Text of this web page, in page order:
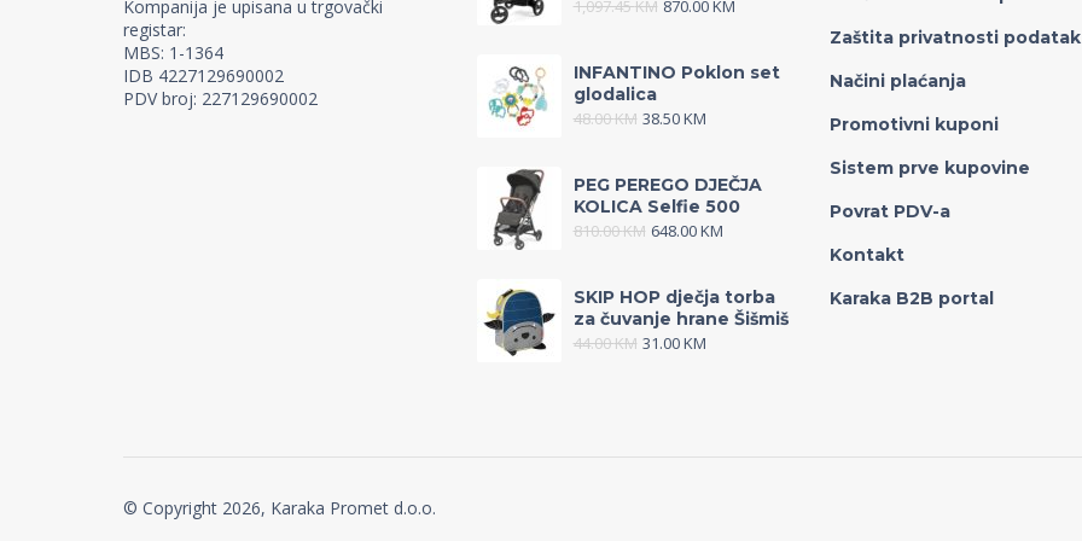
Kompanija je upisana u trgovački
registar:
MBS: 1-1364
IDB 4227129690002
PDV broj: 227129690002
1,097.45KM 870.00KM
INFANTINO Poklon set
glodalica
48.00KM 38.50KM
PEG PEREGO DJEČJA
KOLICA Selfie 500
810.00KM 648.00KM
SKIP HOP dječja torba
za čuvanje hrane Šišmiš
44.00KM 31.00KM
Zaštita privatnosti
Načini plaćanja
Promotivni kuponi
Sistem prve kupovine
Povrat PDV-a
Kontakt
Karaka B2B portal
© Copyright 2026, Karaka Promet d.o.o.